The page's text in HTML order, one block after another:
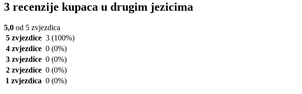
3 recenzije kupaca u drugim jezicima
5,0 od 5 zvjezdica
5 zvjezdice 3 (100%)
4 zvjezdice 0 (0%)
3 zvjezdice 0 (0%)
2 zvjezdice 0 (0%)
1 zvjezdica 0 (0%)